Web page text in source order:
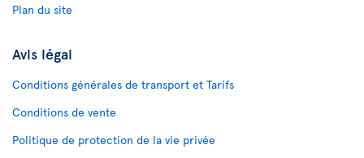
Plan du site
Avis légal
Conditions générales de transport et Tarifs
Conditions de vente
Politique de protection de la vie privée